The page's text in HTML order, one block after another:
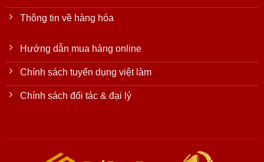
Thông tin về hàng hóa
Hướng dẫn mua hàng online
Chính sách tuyển dụng việt làm
Chính sách đối tác & đại lý